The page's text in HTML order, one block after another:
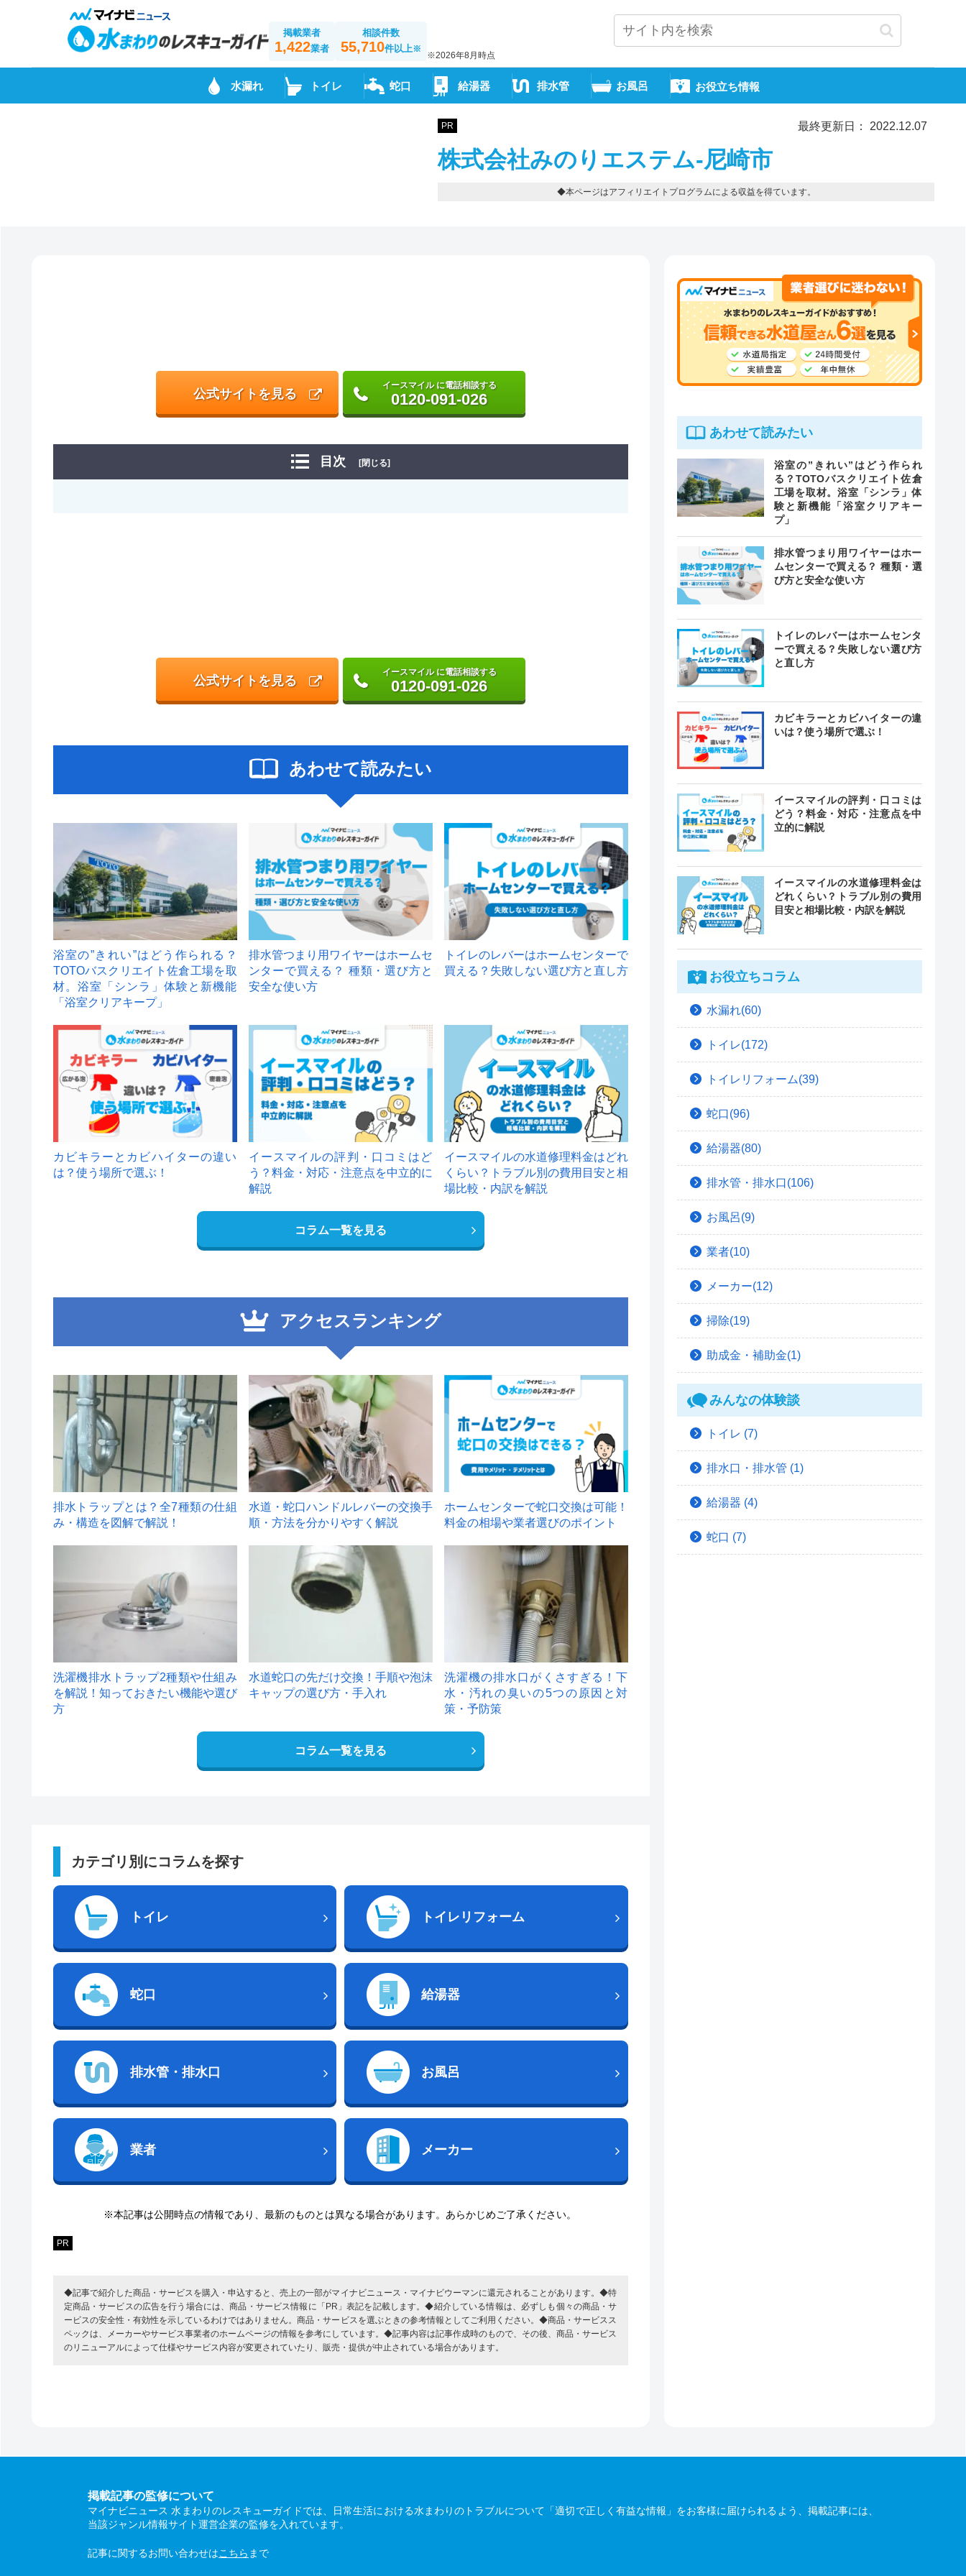
掲載業者
1,422業者
相談件数
55,710件以上※
※2026年8月時点
水漏れ トイレ 蛇口 給湯器 排水管 お風呂 お役立ち情報
PR 最終更新日： 2022.12.07
株式会社みのりエステム-尼崎市
◆本ページはアフィリエイトプログラムによる収益を得ています。
公式サイトを見る
イースマイル に電話相談する
0120-091-026
目次 [閉じる]
公式サイトを見る
イースマイル に電話相談する
0120-091-026
あわせて読みたい
浴室の”きれい”はどう作られる？
TOTOバスクリエイト佐倉工場を取
材。浴室「シンラ」体験と新機能
「浴室クリアキープ」
排水管つまり用ワイヤーはホームセ
ンターで買える？ 種類・選び方と
安全な使い方
トイレのレバーはホームセンターで
買える？失敗しない選び方と直し方
カビキラーとカビハイターの違い
は？使う場所で選ぶ！
イースマイルの評判・口コミはど
う？料金・対応・注意点を中立的に
解説
イースマイルの水道修理料金はどれ
くらい？トラブル別の費用目安と相
場比較・内訳を解説
コラム一覧を見る
アクセスランキング
1
排水トラップとは？全7種類の仕組
み・構造を図解で解説！
2
水道・蛇口ハンドルレバーの交換手
順・方法を分かりやすく解説
ホームセンターで蛇口交換は可能！
料金の相場や業者選びのポイント
洗濯機排水トラップ2種類や仕組み
を解説！知っておきたい機能や選び
方
水道蛇口の先だけ交換！手順や泡沫
キャップの選び方・手入れ
洗濯機の排水口がくさすぎる！下
水・汚れの臭いの5つの原因と対
策・予防策
コラム一覧を見る
カテゴリ別にコラムを探す
トイレ トイレリフォーム
蛇口 給湯器
排水管・排水口 お風呂
業者 メーカー
※本記事は公開時点の情報であり、最新のものとは異なる場合があります。あらかじめご了承ください。
PR
◆記事で紹介した商品・サービスを購入・申込すると、売上の一部がマイナビニュース・マイナビウーマンに還元されることがあります。◆特
定商品・サービスの広告を行う場合には、商品・サービス情報に「PR」表記を記載します。◆紹介している情報は、必ずしも個々の商品・サ
ービスの安全性・有効性を示しているわけではありません。商品・サービスを選ぶときの参考情報としてご利用ください。◆商品・サービスス
ペックは、メーカーやサービス事業者のホームページの情報を参考にしています。◆記事内容は記事作成時のもので、その後、商品・サービス
のリニューアルによって仕様やサービス内容が変更されていたり、販売・提供が中止されている場合があります。
あわせて読みたい
浴室の”きれい”はどう作られ
る？TOTOバスクリエイト佐倉
工場を取材。浴室「シンラ」体
験と新機能「浴室クリアキー
プ」
排水管つまり用ワイヤーはホー
ムセンターで買える？ 種類・選
び方と安全な使い方
トイレのレバーはホームセンタ
ーで買える？失敗しない選び方
と直し方
カビキラーとカビハイターの違
いは？使う場所で選ぶ！
イースマイルの評判・口コミは
どう？料金・対応・注意点を中
立的に解説
イースマイルの水道修理料金は
どれくらい？トラブル別の費用
目安と相場比較・内訳を解説
お役立ちコラム
水漏れ(60)
トイレ(172)
トイレリフォーム(39)
蛇口(96)
給湯器(80)
排水管・排水口(106)
お風呂(9)
業者(10)
メーカー(12)
掃除(19)
助成金・補助金(1)
みんなの体験談
トイレ (7)
排水口・排水管 (1)
給湯器 (4)
蛇口 (7)
掲載記事の監修について
マイナビニュース 水まわりのレスキューガイドでは、日常生活における水まわりのトラブルについて「適切で正しく有益な情報」をお客様に届けられるよう、掲載記事には、
当該ジャンル情報サイト運営企業の監修を入れています。
記事に関するお問い合わせはこちら まで